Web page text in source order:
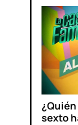
sexto